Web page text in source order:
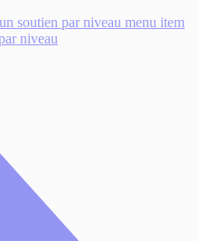
niveau